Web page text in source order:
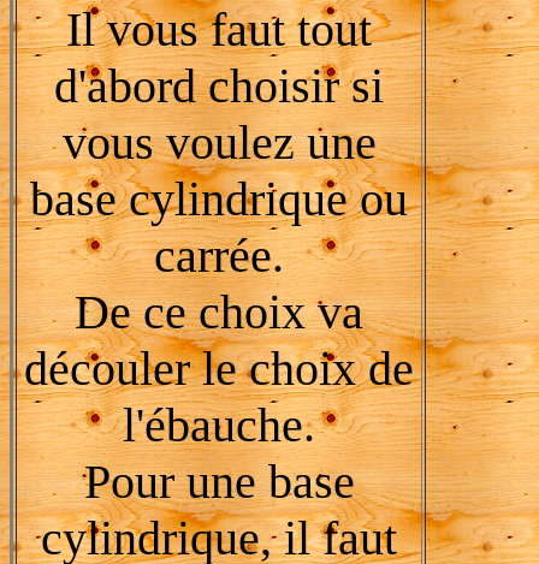
Il vous faut tout
d'abord choisir si
vous voulez une
base cylindrique ou
carrée.
De ce choix va
découler le choix de
l'ébauche.
Pour une base
cylindrique, il faut